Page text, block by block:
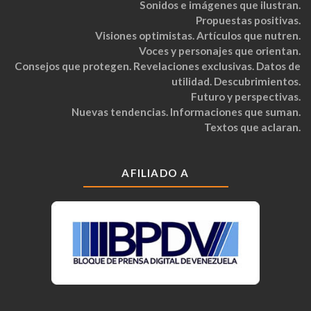
Sonidos e imágenes que ilustran.
Propuestas positivas.
Visiones optimistas. Artículos que nutren.
Voces y personajes que orientan.
Consejos que protegen. Revelaciones exclusivas. Datos de
utilidad. Descubrimientos.
Futuro y perspectivas.
Nuevas tendencias. Informaciones que suman.
Textos que aclaran.
AFILIADO A